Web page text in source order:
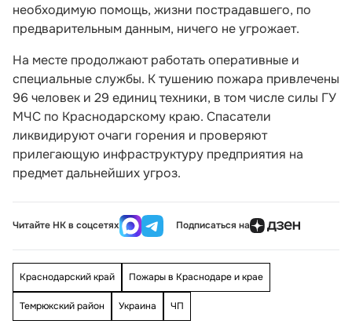
необходимую помощь, жизни пострадавшего, по
предварительным данным, ничего не угрожает.
На месте продолжают работать оперативные и
специальные службы. К тушению пожара привлечены
96 человек и 29 единиц техники, в том числе силы ГУ
МЧС по Краснодарскому краю. Спасатели
ликвидируют очаги горения и проверяют
прилегающую инфраструктуру предприятия на
предмет дальнейших угроз.
Читайте НК в соцсетях Подписаться на
Краснодарский край Пожары в Краснодаре и крае
Темрюкский район Украина ЧП